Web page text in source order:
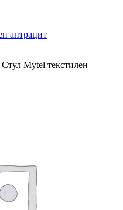
Стул Mytel текстилен